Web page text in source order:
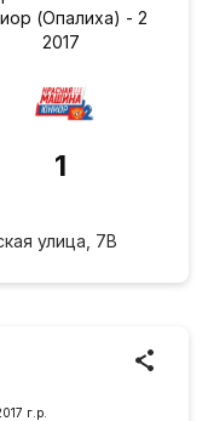
(Опалиха) - 2
2017
1
улица, 7В
г.р.